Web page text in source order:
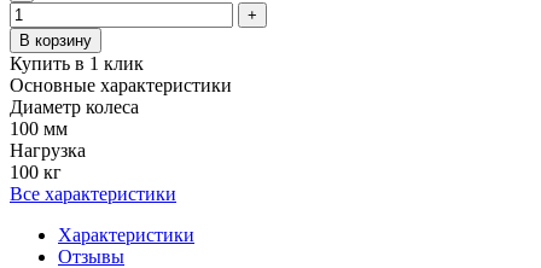
+
В корзину
Купить в 1 клик
Основные характеристики
Диаметр колеса
100 мм
Нагрузка
100 кг
Все характеристики
Характеристики
Отзывы